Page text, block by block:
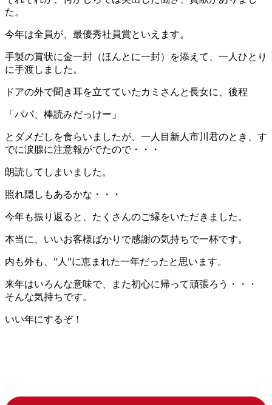
た。
今年は全員が、最優秀社員賞といえます。
手製の賞状に金一封（ほんとに一封）を添えて、一人ひとり
に手渡しました。
ドアの外で聞き耳を立てていたカミさんと長女に、後程
「パパ、棒読みだっけー」
とダメだしを食らいましたが、一人目新人市川君のとき、す
でに涙腺に注意報がでたので・・・
朗読してしまいました。
照れ隠しもあるかな・・・
今年も振り返ると、たくさんのご縁をいただきました。
本当に、いいお客様ばかりで感謝の気持ちで一杯です。
内も外も、”人”に恵まれた一年だったと思います。
来年はいろんな意味で、また初心に帰って頑張ろう・・・
そんな気持ちです。
いい年にするぞ！